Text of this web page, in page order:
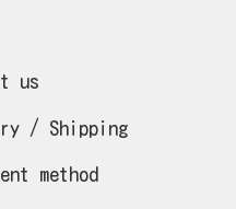
us
/ Shipping
method